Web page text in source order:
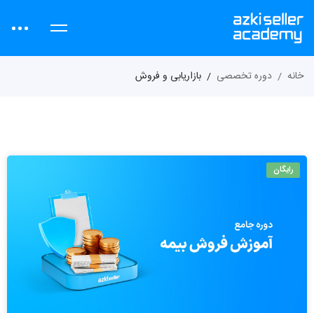
خانه دوره تخصصی بازاریابی و فروش
رایگان